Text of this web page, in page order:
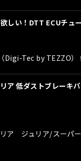
しい！DTT ECUチ
Digi-Tec by TEZZO
ア 低ダストブレー
ア ジュリア/スーパ